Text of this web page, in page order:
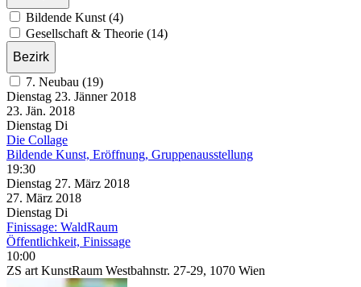
Bildende Kunst (4)
Gesellschaft & Theorie (14)
Bezirk
7. Neubau (19)
Dienstag 23. Jänner 2018
23. Jän. 2018
Dienstag Di
Die Collage
Bildende Kunst, Eröffnung, Gruppenausstellung
19:30
Dienstag 27. März 2018
27. März 2018
Dienstag Di
Finissage: WaldRaum
Öffentlichkeit, Finissage
10:00
ZS art KunstRaum Westbahnstr. 27-29, 1070 Wien